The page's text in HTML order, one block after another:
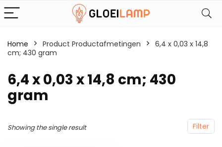
Home Product Productafmetingen
‎6,4 x 0,03 x 14,8
cm; 430 gram
‎6,4 x 0,03 x 14,8 cm; 430
gram
Filter
Showing the single result